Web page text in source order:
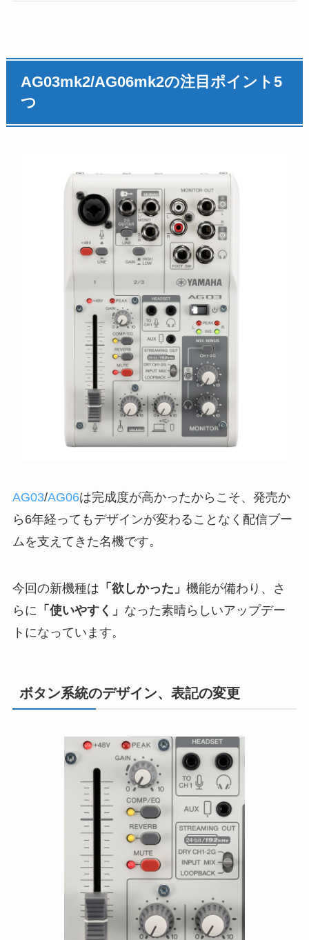
AG03mk2/AG06mk2の注目ポイント5
つ
AG03/AG06は完成度が高かったからこそ、発売か
ら6年経ってもデザインが変わることなく配信ブー
ムを支えてきた名機です。
今回の新機種は 「欲しかった」 機能が備わり、さ
らに 「使いやすく」 なった素晴らしいアップデー
トになっています。
ボタン系統のデザイン、表記の変更